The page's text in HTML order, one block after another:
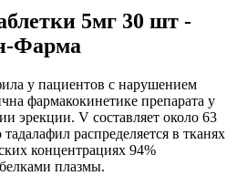
5мг 30 шт -
Фарма
у пациентов с нарушением
фармакокинетике препарата у
эрекции. V составляет около 63
распределяется в тканях
концентрациях 94%
плазмы.